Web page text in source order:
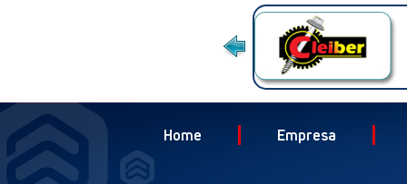
Home Empresa